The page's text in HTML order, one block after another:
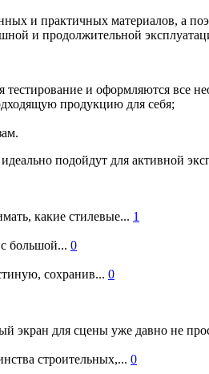
и практичных материалов, а
и продолжительной
тестирование и оформляются все
продукцию для себя;
подойдут для активной
какие стилевые... 1
большой... 0
сохранив... 0
экран для сцены уже давно не
строительных,... 0